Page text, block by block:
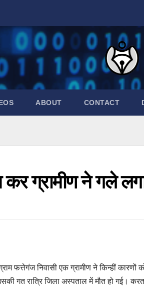
ABOUT CONTACT
ग्रामीण ने गले
फत्तेगंज निवासी एक ग्रामीण ने किन्हीं
गत रात्रि जिला अस्पताल में मौत हो गई।